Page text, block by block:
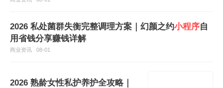
2026 私处菌群失衡完整调理方案｜幻颜之约小程序自
用省钱分享赚钱详解
商业资讯 08-01
2026 熟龄女性私护养护全攻略｜